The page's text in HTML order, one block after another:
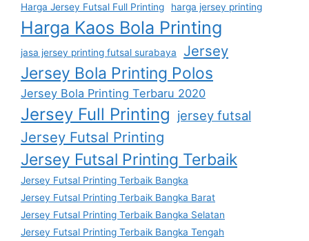
Harga Jersey Futsal Full Printing harga jersey printing
Harga Kaos Bola Printing
jasa jersey printing futsal surabaya Jersey
Jersey Bola Printing Polos
Jersey Bola Printing Terbaru 2020
Jersey Full Printing jersey futsal
Jersey Futsal Printing
Jersey Futsal Printing Terbaik
Jersey Futsal Printing Terbaik Bangka
Jersey Futsal Printing Terbaik Bangka Barat
Jersey Futsal Printing Terbaik Bangka Selatan
Jersey Futsal Printing Terbaik Bangka Tengah